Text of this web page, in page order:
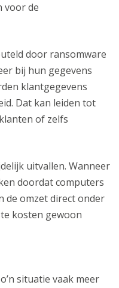
voor de
door ransomware
bij hun gegevens
klantgegevens
Dat kan leiden tot
of zelfs
uitvallen. Wanneer
doordat computers
de omzet direct onder
kosten gewoon
situatie vaak meer